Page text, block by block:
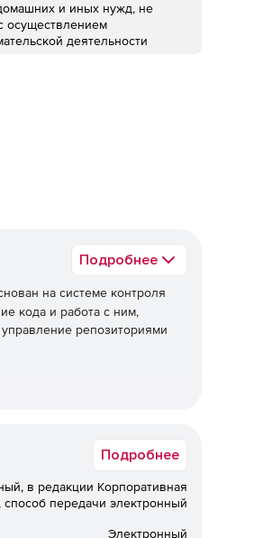
и иных нужд, не
осуществлением
деятельности
Подробнее
на системе контроля
кода и работа с ним,
репозиториями
Подробнее
в редакции Корпоративная
способ передачи электронный
Электронный